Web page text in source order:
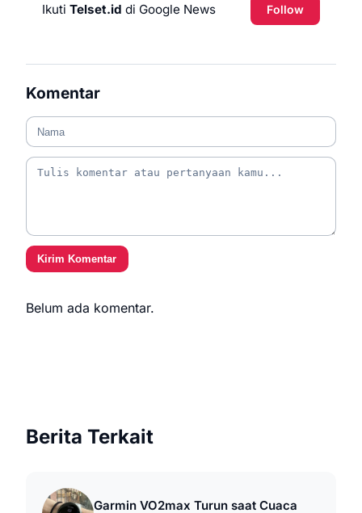
Ikuti Telset.id di Google News Follow
Komentar
Kirim Komentar
Belum ada komentar.
Berita Terkait
Garmin VO2max Turun saat Cuaca